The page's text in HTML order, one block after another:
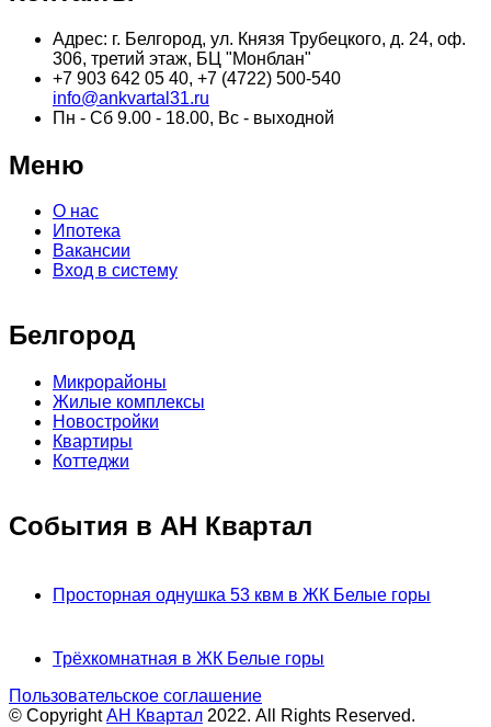
Адрес: г. Белгород, ул. Князя Трубецкого, д. 24, оф.
306, третий этаж, БЦ "Монблан"
+7 903 642 05 40, +7 (4722) 500-540
info@ankvartal31.ru
Пн - Сб 9.00 - 18.00, Вс - выходной
Меню
О нас
Ипотека
Вакансии
Вход в систему
Белгород
Микрорайоны
Жилые комплексы
Новостройки
Квартиры
Коттеджи
События в АН Квартал
Просторная однушка 53 квм в ЖК Белые горы
Трёхкомнатная в ЖК Белые горы
Пользовательское соглашение
© CopyrightАН Квартал 2022. All Rights Reserved.